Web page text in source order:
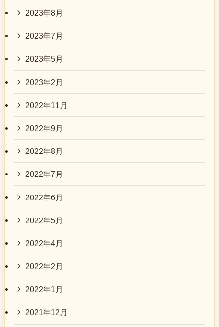
2023年8月
2023年7月
2023年5月
2023年2月
2022年11月
2022年9月
2022年8月
2022年7月
2022年6月
2022年5月
2022年4月
2022年2月
2022年1月
2021年12月